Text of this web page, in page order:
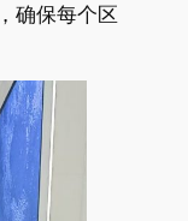
确保每个区